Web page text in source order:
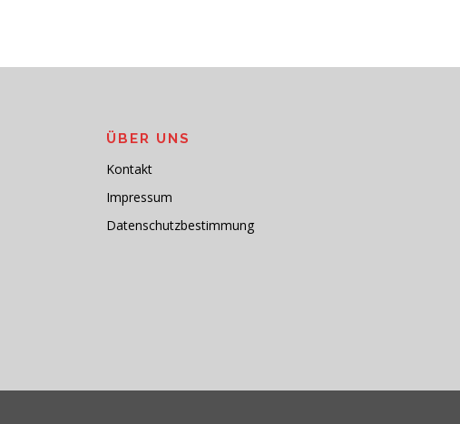
ÜBER UNS
Kontakt
Impressum
Datenschutzbestimmung